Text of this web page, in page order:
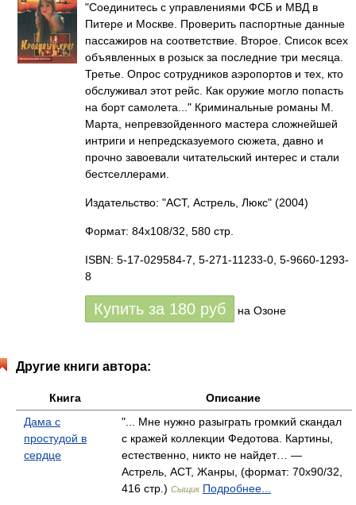
"Соединитесь с управлениями ФСБ и МВД в
Питере и Москве. Проверить паспортные данные
пассажиров на соответствие. Второе. Список всех
объявленных в розыск за последние три месяца.
Третье. Опрос сотрудников аэропортов и тех, кто
обслуживал этот рейс. Как оружие могло попасть
на борт самолета..." Криминальные романы М.
Марта, непревзойденного мастера сложнейшей
интриги и непредсказуемого сюжета, давно и
прочно завоевали читательский интерес и стали
бестселлерами.
Издательство: "АСТ, Астрель, Люкс" (2004)
Формат: 84x108/32, 580 стр.
ISBN: 5-17-029584-7, 5-271-11233-0, 5-9660-1293-
8
Купить за 180 руб на Озоне
Другие книги автора:
Книга
Описание
Дама с
простудой в
сердце
"... Мне нужно разыграть громкий скандал
с кражей коллекции Федотова. Картины,
естественно, никто не найдет… —
Астрель, АСТ, Жанры, (формат: 70x90/32,
416 стр.) Сыщик Подробнее...